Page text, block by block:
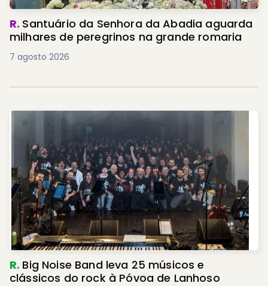
R. Santuário da Senhora da Abadia aguarda
milhares de peregrinos na grande romaria
7 agosto 2026
R. Big Noise Band leva 25 músicos e
clássicos do rock à Póvoa de Lanhoso